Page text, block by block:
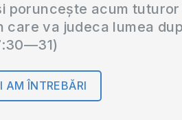
poruncește acum
care va judeca lumea
AM ÎNTREBĂRI